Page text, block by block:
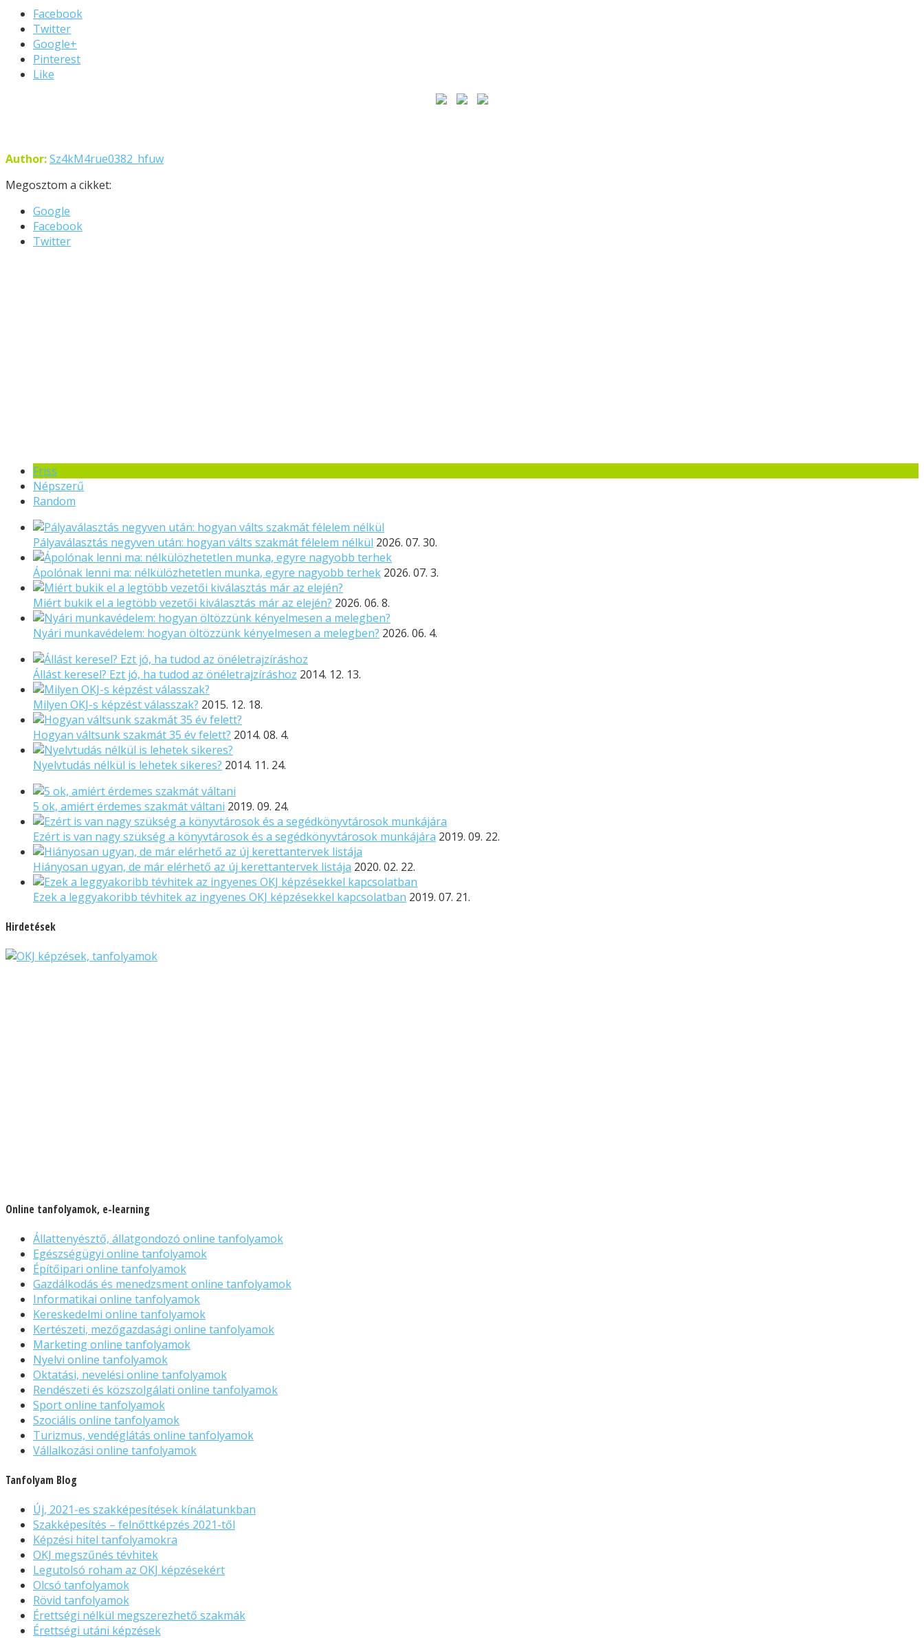
Facebook
Twitter
Google+
Pinterest
Like
Author:Sz4kM4rue0382_hfuw
Megosztom a cikket:
Google
Facebook
Twitter
Friss
Népszerű
Random
Pályaválasztás negyven után: hogyan válts szakmát félelem nélkül 2026. 07. 30.
Ápolónak lenni ma: nélkülözhetetlen munka, egyre nagyobb terhek 2026. 07. 3.
Miért bukik el a legtöbb vezetői kiválasztás már az elején? 2026. 06. 8.
Nyári munkavédelem: hogyan öltözzünk kényelmesen a melegben? 2026. 06. 4.
Állást keresel? Ezt jó, ha tudod az önéletrajzíráshoz 2014. 12. 13.
Milyen OKJ-s képzést válasszak? 2015. 12. 18.
Hogyan váltsunk szakmát 35 év felett? 2014. 08. 4.
Nyelvtudás nélkül is lehetek sikeres? 2014. 11. 24.
5 ok, amiért érdemes szakmát váltani 2019. 09. 24.
Ezért is van nagy szükség a könyvtárosok és a segédkönyvtárosok munkájára 2019. 09. 22.
Hiányosan ugyan, de már elérhető az új kerettantervek listája 2020. 02. 22.
Ezek a leggyakoribb tévhitek az ingyenes OKJ képzésekkel kapcsolatban 2019. 07. 21.
Hirdetések
Online tanfolyamok, e-learning
Állattenyésztő, állatgondozó online tanfolyamok
Egészségügyi online tanfolyamok
Építőipari online tanfolyamok
Gazdálkodás és menedzsment online tanfolyamok
Informatikai online tanfolyamok
Kereskedelmi online tanfolyamok
Kertészeti, mezőgazdasági online tanfolyamok
Marketing online tanfolyamok
Nyelvi online tanfolyamok
Oktatási, nevelési online tanfolyamok
Rendészeti és közszolgálati online tanfolyamok
Sport online tanfolyamok
Szociális online tanfolyamok
Turizmus, vendéglátás online tanfolyamok
Vállalkozási online tanfolyamok
Tanfolyam Blog
Új, 2021-es szakképesítések kínálatunkban
Szakképesítés – felnőttképzés 2021-től
Képzési hitel tanfolyamokra
OKJ megszűnés tévhitek
Legutolsó roham az OKJ képzésekért
Olcsó tanfolyamok
Rövid tanfolyamok
Érettségi nélkül megszerezhető szakmák
Érettségi utáni képzések